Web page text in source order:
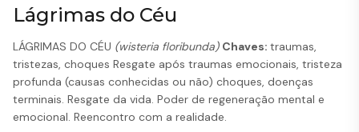
Lágrimas do Céu
LÁGRIMAS DO CÉU (wisteria floribunda) Chaves: traumas,
tristezas, choques Resgate após traumas emocionais, tristeza
profunda (causas conhecidas ou não) choques, doenças
terminais. Resgate da vida. Poder de regeneração mental e
emocional. Reencontro com a realidade.